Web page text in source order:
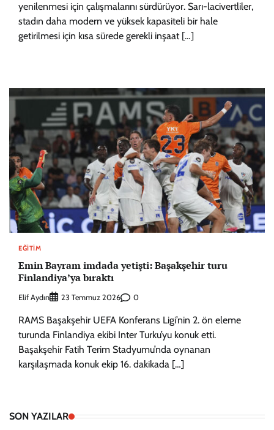
yenilenmesi için çalışmalarını sürdürüyor. Sarı-lacivertliler,
stadın daha modern ve yüksek kapasiteli bir hale
getirilmesi için kısa sürede gerekli inşaat […]
EĞITIM
Emin Bayram imdada yetişti: Başakşehir turu
Finlandiya’ya bıraktı
Elif Aydın 23 Temmuz 2026 0
RAMS Başakşehir UEFA Konferans Ligi’nin 2. ön eleme
turunda Finlandiya ekibi Inter Turku’yu konuk etti.
Başakşehir Fatih Terim Stadyumu’nda oynanan
karşılaşmada konuk ekip 16. dakikada […]
SON YAZILAR